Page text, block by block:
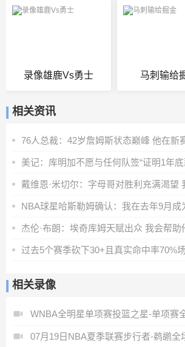
录像雄鹿Vs勇士 马刺输给
相关资讯
杰伦·布朗：埃奇库姆天赋出众 我会帮助
相关录像
WNBA全明星单项赛投篮之星-单项赛
07月19日NBA夏季联赛步行者-鹈鹕全